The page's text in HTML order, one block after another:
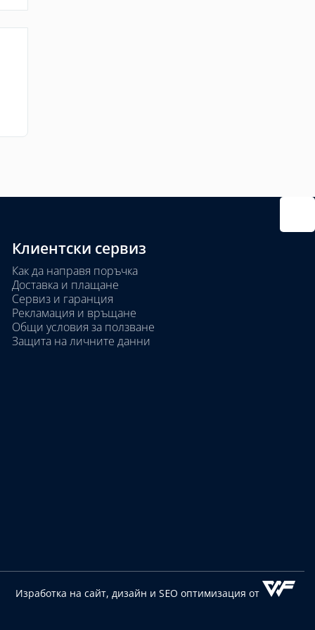
Клиентски сервиз
Как да направя поръчка
Доставка и плащане
Сервиз и гаранция
Рекламация и връщане
Общи условия за ползване
Защита на личните данни
Изработка на сайт, дизайн и SEO оптимизация от